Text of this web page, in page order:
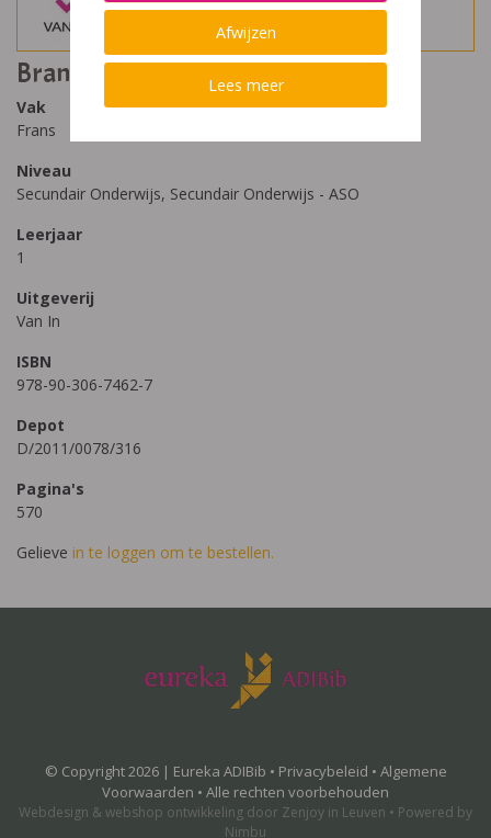
Branché info 1 édition révisée
Vak
Frans
Niveau
Secundair Onderwijs, Secundair Onderwijs - ASO
Leerjaar
1
Uitgeverij
Van In
ISBN
978-90-306-7462-7
Depot
D/2011/0078/316
Pagina's
570
Gelieve in te loggen om te bestellen.
© Copyright 2026 | Eureka ADIBib • Privacybeleid • Algemene
Voorwaarden • Alle rechten voorbehouden
Webdesign & webshop ontwikkeling door Zenjoy in Leuven • Powered by
Nimbu
Afwijzen
Lees meer